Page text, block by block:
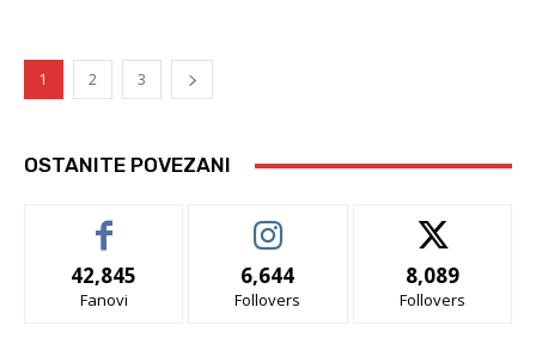
1 2 3
OSTANITE POVEZANI
42,845
Fanovi
6,644
Follovers
8,089
Follovers